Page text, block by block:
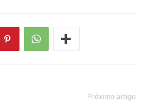
Próximo artigo